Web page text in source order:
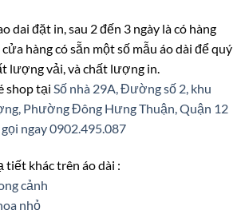
dai đặt in, sau 2 đến 3 ngày là có hàng
hàng có sẵn một số mẫu áo dài để quý
lượng vải, và chất lượng in.
shop tại Số nhà 29A, Đường số 2, khu
Phường Đông Hưng Thuận, Quận 12
ngay 0902.495.087
tiết khác trên áo dài :
cảnh
nhỏ